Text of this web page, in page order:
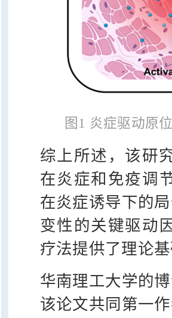
图1 炎症驱动原
综上所述，该研
在炎症和免疫调
在炎症诱导下的
变性的关键驱动
疗法提供了理论
华南理工大学的
该论文共同第一